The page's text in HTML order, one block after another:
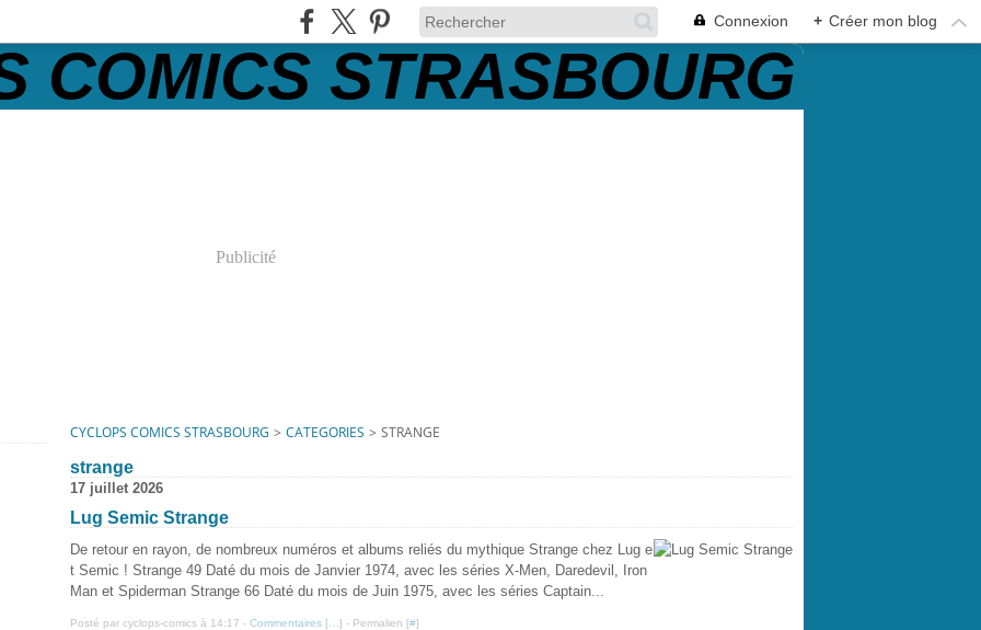
Connexion + Créer mon blog
Publicité
CYCLOPS COMICS STRASBOURG > CATEGORIES > STRANGE
strange
17 juillet 2026
Lug Semic Strange
De retour en rayon, de nombreux numéros et albums reliés du mythique Strange chez Lug e
t Semic ! Strange 49 Daté du mois de Janvier 1974, avec les séries X-Men, Daredevil, Iron
Man et Spiderman Strange 66 Daté du mois de Juin 1975, avec les séries Captain...
Posté par cyclops-comics à 14:17 - Commentaires [ ] - Permalien [#]